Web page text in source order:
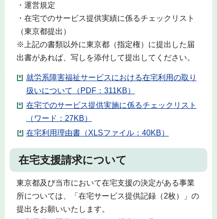
・運営規定
・在宅でのサービス提供実績に係るチェックリスト
（東京都提出）
※上記の書類以外に東京都（指定権）に提出した届
出書があれば、写しを添付して提出してください。
就労系障害福祉サービスにおける在宅利用の取り
扱いについて（PDF：311KB）
在宅でのサービス提供実施に係るチェックリスト
（ワード：27KB）
在宅利用理由書（XLSファイル：40KB）
在宅支援請求について
東京都及び当市において在宅支援の決定がある事業
所については、「在宅サービス提供記録（2枚）」の
提出をお願いいたします。